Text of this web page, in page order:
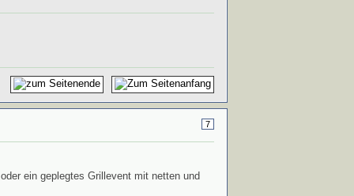
7
ein geplegtes Grillevent mit netten und